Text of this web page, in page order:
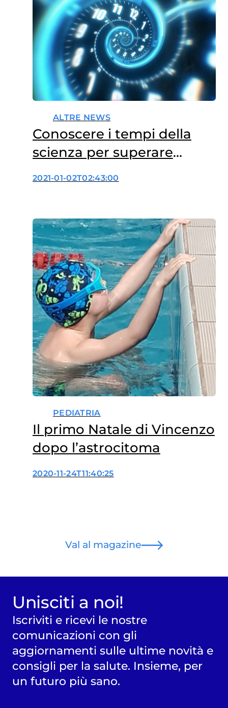
ALTRE NEWS
Conoscere i tempi della
scienza per superare
Covid-19
2021-01-02T02:43:00
PEDIATRIA
Il primo Natale di Vincenzo
dopo l’astrocitoma
2020-11-24T11:40:25
Val al magazine
Unisciti a noi!
Iscriviti e ricevi le nostre
comunicazioni con gli
aggiornamenti sulle ultime novità e
consigli per la salute. Insieme, per
un futuro più sano.